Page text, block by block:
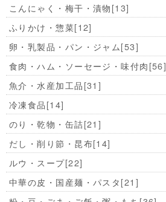
こんにゃく・梅干・漬物[13]
ふりかけ・惣菜[12]
卵・乳製品・パン・ジャム[53]
食肉・ハム・ソーセージ・味付肉[56]
魚介・水産加工品[31]
冷凍食品[14]
のり・乾物・缶詰[21]
だし・削り節・昆布[14]
ルウ・スープ[22]
中華の皮・国産麺・パスタ[21]